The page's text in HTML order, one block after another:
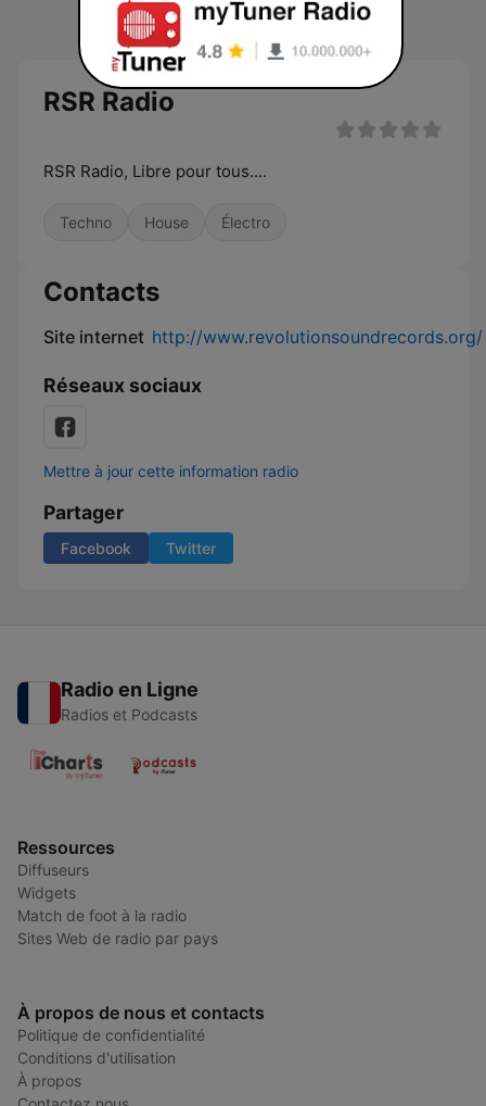
RSR Radio
RSR Radio, Libre pour tous....
Techno House Électro
Contacts
Site internet http://www.revolutionsoundrecords.org/
Réseaux sociaux
Mettre à jour cette information radio
Partager
Facebook Twitter
Radio en Ligne
Radios et Podcasts
Ressources
Diffuseurs
Widgets
Match de foot à la radio
Sites Web de radio par pays
À propos de nous et contacts
Politique de confidentialité
Conditions d'utilisation
À propos